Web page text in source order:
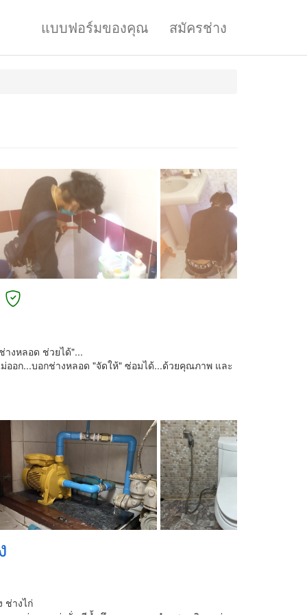
แบบฟอร์มของคุณ สมัครช่าง
งหลอด ช่วยได้"...
ออก...บอกช่างหลอด "จัดให้" ซ่อมได้...ด้วยคุณภาพ และ
ช่างไก่